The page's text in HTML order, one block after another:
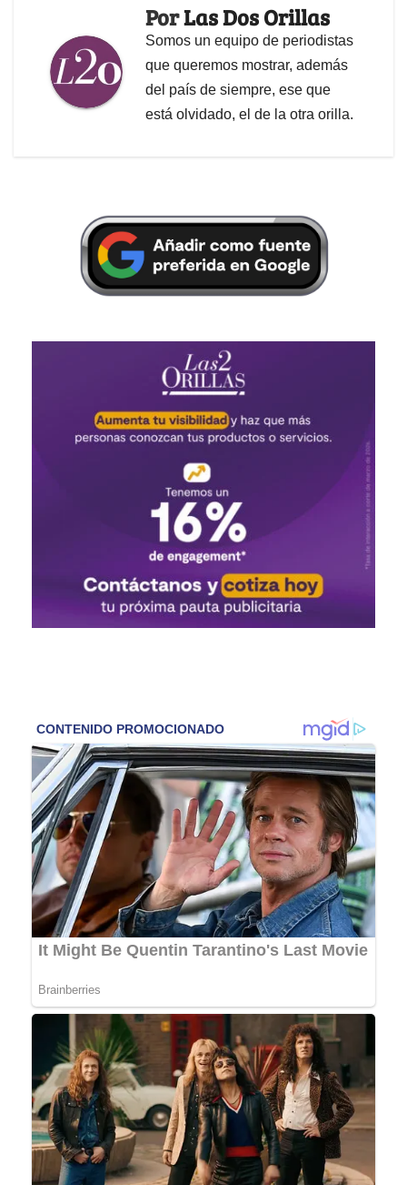
PorLas Dos Orillas
Somos un equipo de periodistas
que queremos mostrar, además
del país de siempre, ese que
está olvidado, el de la otra orilla.